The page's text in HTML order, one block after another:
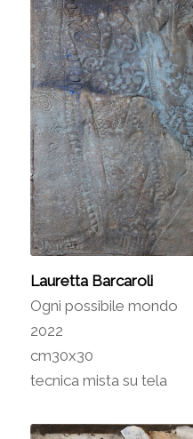
Lauretta Barcaroli
Ogni possibile mondo
2022
cm30x30
tecnica mista su tela